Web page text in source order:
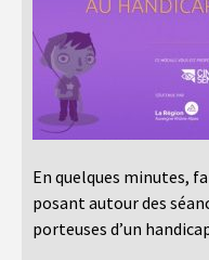
En quelques minutes,
posant autour des
porteuses d’un